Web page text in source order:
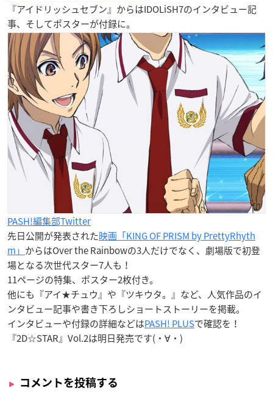
『アイドリッシュセブン』からはIDOLiSH7のインタビュー記
事、そしてポスターが付録に。
PASH!編集部Twitter
先日公開が発表された映画「KING OF PRISM by PrettyRhyth
m」 からはOver the Rainbowの3人だけでなく、劇場版で初登
場となる次世代スター7人も！
11ページの特集、ポスター2枚付き。
他にも『アイ★チュウ』や『ツキウタ。』など、人気作品のイ
ンタビュー記事や書き下ろしショートストーリーを掲載。
インタビューや付録の詳細などはPASH! PLUSで確認を！
『2D☆STAR』Vol.2は明日発売です(・∀・)
コメントを投稿する